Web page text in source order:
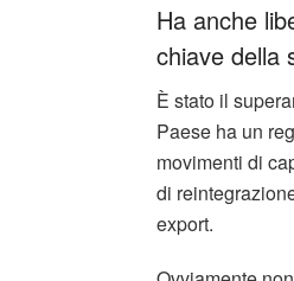
Ha anche
chiave della
È stato il
Paese ha un
movimenti di
di
export.